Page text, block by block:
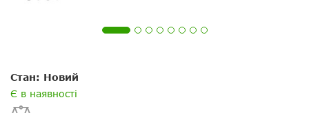
Стан: Новий
Є в наявності
Ваше ім'я
Переваги:
Ваше ім’я